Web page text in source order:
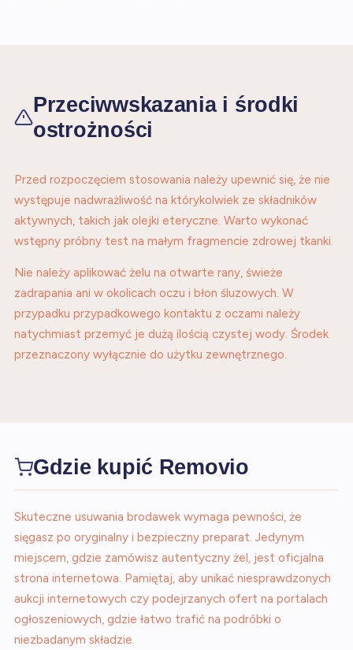
Przeciwwskazania i środki
ostrożności
Przed rozpoczęciem stosowania należy upewnić się, że nie
występuje nadwrażliwość na którykolwiek ze składników
aktywnych, takich jak olejki eteryczne. Warto wykonać
wstępny próbny test na małym fragmencie zdrowej tkanki.
Nie należy aplikować żelu na otwarte rany, świeże
zadrapania ani w okolicach oczu i błon śluzowych. W
przypadku przypadkowego kontaktu z oczami należy
natychmiast przemyć je dużą ilością czystej wody. Środek
przeznaczony wyłącznie do użytku zewnętrznego.
Gdzie kupić Removio
Skuteczne usuwania brodawek wymaga pewności, że
sięgasz po oryginalny i bezpieczny preparat. Jedynym
miejscem, gdzie zamówisz autentyczny żel, jest oficjalna
strona internetowa. Pamiętaj, aby unikać niesprawdzonych
aukcji internetowych czy podejrzanych ofert na portalach
ogłoszeniowych, gdzie łatwo trafić na podróbki o
niezbadanym składzie.